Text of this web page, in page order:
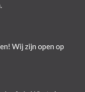
Wij zijn open op